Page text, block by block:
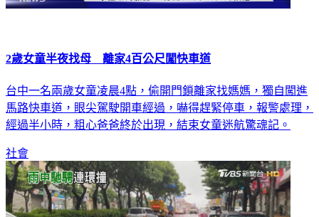
2歲女童半夜找母 離家4百公尺闖快車道
台中一名兩歲女童凌晨4點，偷開門鎖離家找媽媽，獨自闖進
馬路快車道，眼尖駕駛開車經過，嚇得趕緊停車，報警處理，
經過半小時，粗心爸爸終於出現，結束女童迷航驚魂記。
社會